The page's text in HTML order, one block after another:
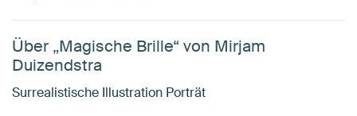
Über „Magische Brille“ von Mirjam
Duizendstra
Surrealistische Illustration Porträt